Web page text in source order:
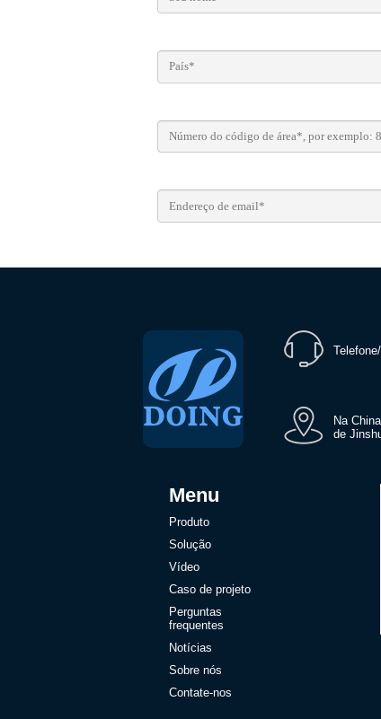
Na
de
Menu
Produto
Solução
Vídeo
Caso de projeto
Perguntas
frequentes
Notícias
Sobre nós
Contate-nos